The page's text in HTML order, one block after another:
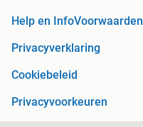
Help en InfoVoorwaarden
Privacyverklaring
Cookiebeleid
Privacyvoorkeuren